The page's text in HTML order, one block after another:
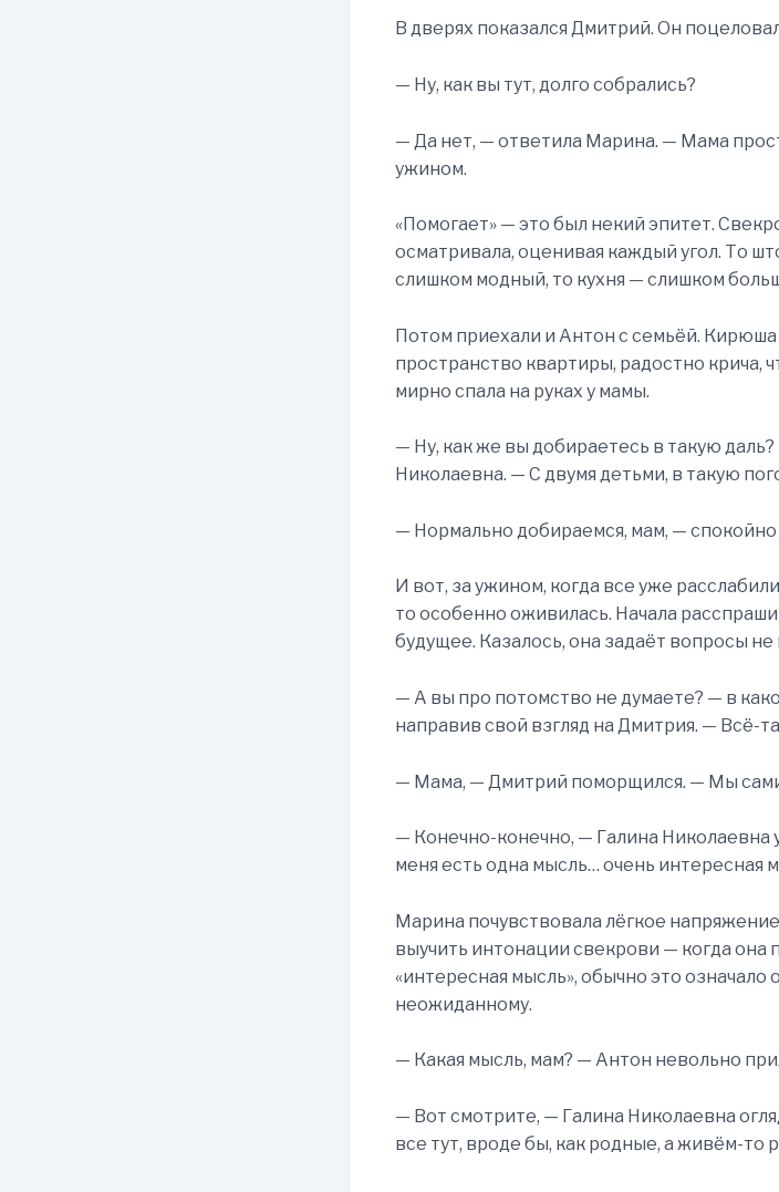
В дверях показался Дмитрий. Он
— Ну, как вы тут, долго собрались?
— Да нет, — ответила Марина. — Мама
ужином.
«Помогает» — это был некий эпитет.
осматривала, оценивая каждый угол. То
слишком модный, то кухня — слишком
Потом приехали и Антон с семьёй.
пространство квартиры, радостно крича,
мирно спала на руках у мамы.
— Ну, как же вы добираетесь в такую
Николаевна. — С двумя детьми, в такую
— Нормально добираемся, мам, —
И вот, за ужином, когда все уже
то особенно оживилась. Начала
будущее. Казалось, она задаёт вопросы не
— А вы про потомство не думаете? — в
направив свой взгляд на Дмитрия. — Всё-
— Мама, — Дмитрий поморщился. — Мы
— Конечно-конечно, — Галина Николаевна
меня есть одна мысль… очень интересная
Марина почувствовала лёгкое
выучить интонации свекрови — когда она
«интересная мысль», обычно это означало
неожиданному.
— Какая мысль, мам? — Антон невольно
— Вот смотрите, — Галина Николаевна
все тут, вроде бы, как родные, а живём-то